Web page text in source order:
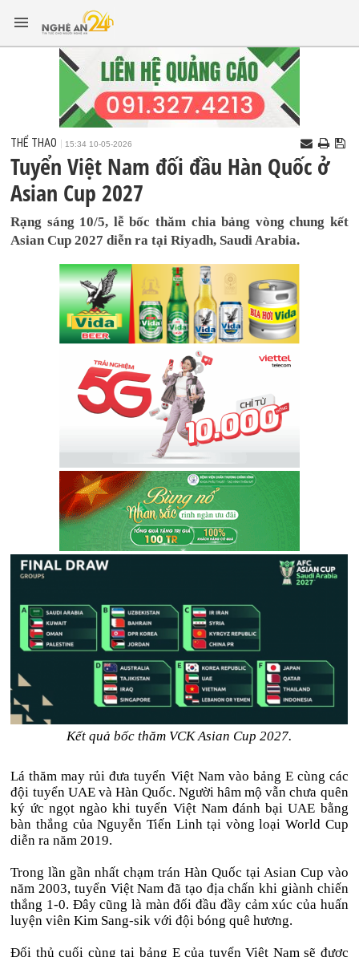
THỂ THAO 15:34 10-05-2026
Tuyển Việt Nam đối đầu Hàn Quốc ở
Asian Cup 2027
Rạng sáng 10/5, lễ bốc thăm chia bảng vòng chung kết
Asian Cup 2027 diễn ra tại Riyadh, Saudi Arabia.
Kết quả bốc thăm VCK Asian Cup 2027.
Lá thăm may rủi đưa tuyển Việt Nam vào bảng E cùng các
đội tuyển UAE và Hàn Quốc. Người hâm mộ vẫn chưa quên
ký ức ngọt ngào khi tuyển Việt Nam đánh bại UAE bằng
bàn thắng của Nguyễn Tiến Linh tại vòng loại World Cup
diễn ra năm 2019.
Trong lần gần nhất chạm trán Hàn Quốc tại Asian Cup vào
năm 2003, tuyển Việt Nam đã tạo địa chấn khi giành chiến
thắng 1-0. Đây cũng là màn đối đầu đầy cảm xúc của huấn
luyện viên Kim Sang-sik với đội bóng quê hương.
Đối thủ cuối cùng tại bảng E của tuyển Việt Nam sẽ được